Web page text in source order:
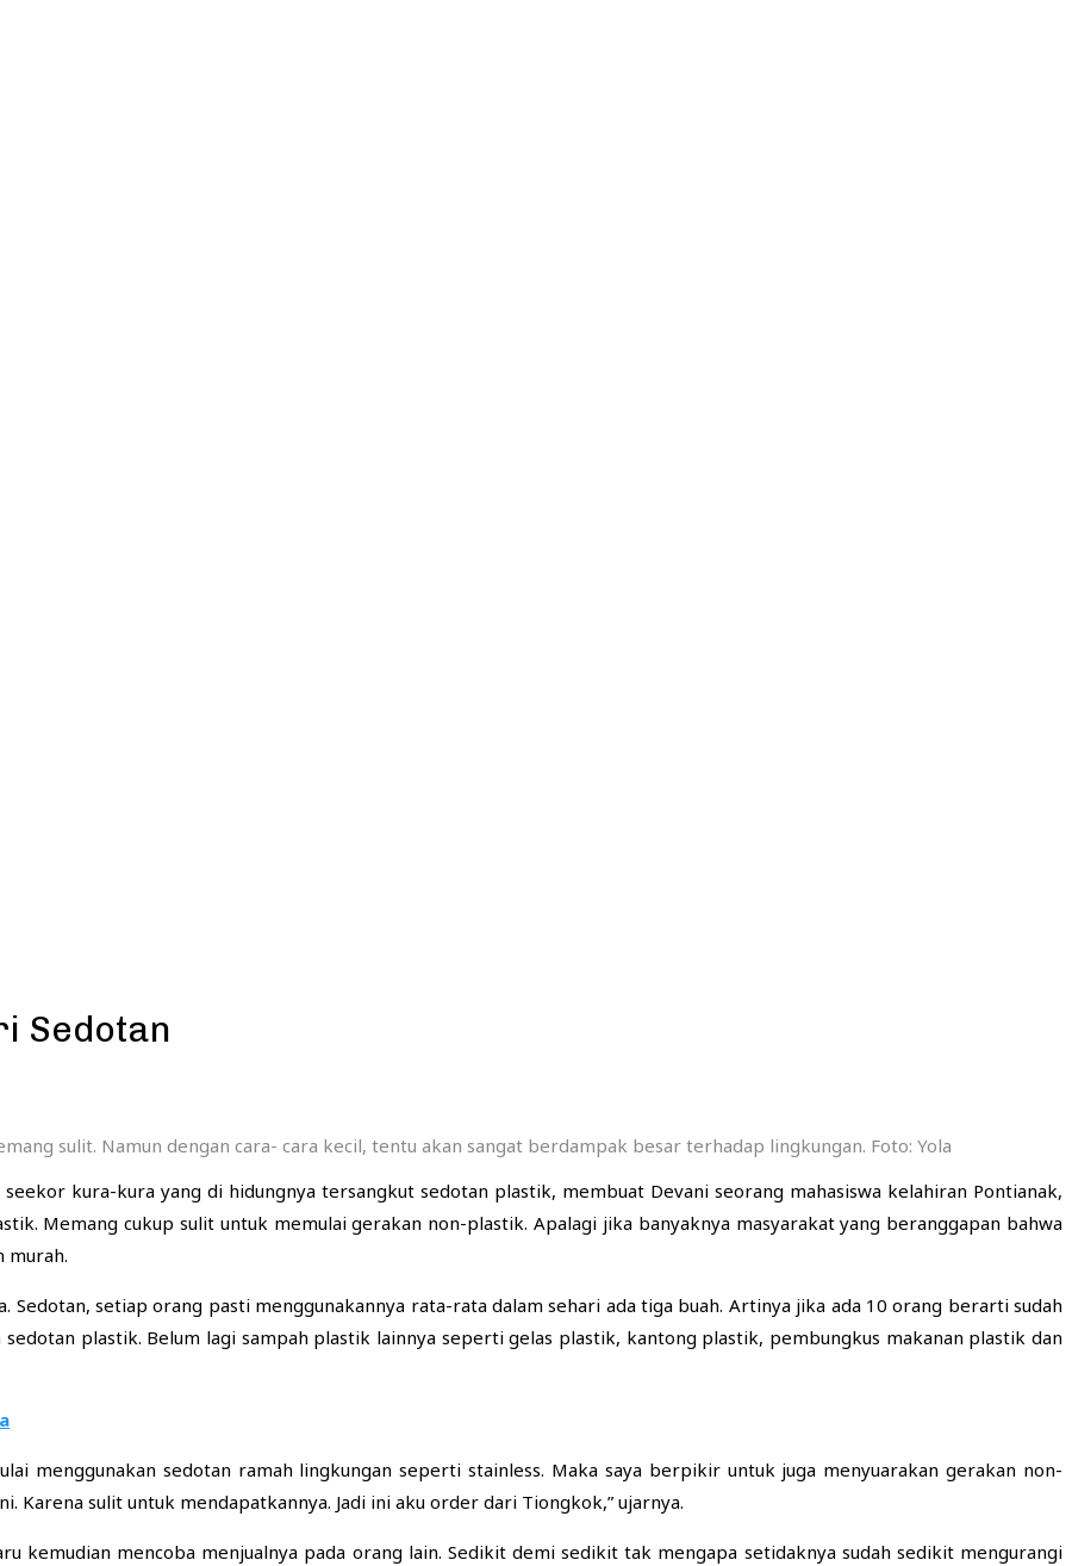
Sedotan
sulit. Namun dengan cara- cara kecil, tentu akan sangat berdampak besar terhadap lingkungan. Foto: Yola
kura-kura yang di hidungnya tersangkut sedotan plastik, membuat Devani seorang mahasiswa kelahiran Pontianak,
Memang cukup sulit untuk memulai gerakan non-plastik. Apalagi jika banyaknya masyarakat yang beranggapan bahwa
murah.
Sedotan, setiap orang pasti menggunakannya rata-rata dalam sehari ada tiga buah. Artinya jika ada 10 orang berarti sudah
plastik. Belum lagi sampah plastik lainnya seperti gelas plastik, kantong plastik, pembungkus makanan plastik dan
menggunakan sedotan ramah lingkungan seperti stainless. Maka saya berpikir untuk juga menyuarakan gerakan non-
Karena sulit untuk mendapatkannya. Jadi ini aku order dari Tiongkok,” ujarnya.
kemudian mencoba menjualnya pada orang lain. Sedikit demi sedikit tak mengapa setidaknya sudah sedikit mengurangi